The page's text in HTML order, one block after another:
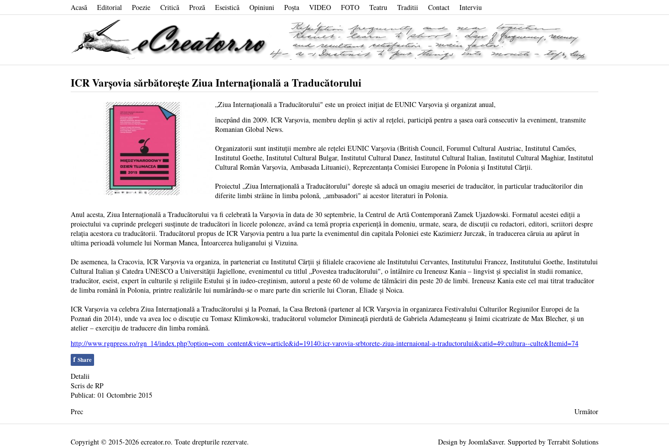
Acasă Editorial Poezie Critică Proză Eseistică Opiniuni Poşta VIDEO FOTO Teatru Traditii Contact Interviu
ICR Varşovia sărbătoreşte Ziua Internaţională a Traducătorului
„Ziua Internaţională a Traducătorului" este un proiect iniţiat de EUNIC Varşovia şi organizat anual,
începând din 2009. ICR Varşovia, membru deplin şi activ al reţelei, participă pentru a şasea oară consecutiv la eveniment, transmite
Romanian Global News.
Organizatorii sunt instituţii membre ale reţelei EUNIC Varşovia (British Council, Forumul Cultural Austriac, Institutul Camőes,
Institutul Goethe, Institutul Cultural Bulgar, Institutul Cultural Danez, Institutul Cultural Italian, Institutul Cultural Maghiar, Institutul
Cultural Român Varşovia, Ambasada Lituaniei), Reprezentanţa Comisiei Europene în Polonia şi Institutul Cărţii.
Proiectul „Ziua Internaţională a Traducătorului" doreşte să aducă un omagiu meseriei de traducător, în particular traducătorilor din
diferite limbi străine în limba polonă, „ambasadori" ai acestor literaturi în Polonia.
Anul acesta, Ziua Internaţională a Traducătorului va fi celebrată la Varşovia în data de 30 septembrie, la Centrul de Artă Contemporană Zamek Ujazdowski. Formatul acestei ediţii a
proiectului va cuprinde prelegeri susţinute de traducători în liceele poloneze, având ca temă propria experienţă în domeniu, urmate, seara, de discuţii cu redactori, editori, scriitori despre
relaţia acestora cu traducătorii. Traducătorul propus de ICR Varşovia pentru a lua parte la evenimentul din capitala Poloniei este Kazimierz Jurczak, în traducerea căruia au apărut în
ultima perioadă volumele lui Norman Manea, Întoarcerea huliganului şi Vizuina.
De asemenea, la Cracovia, ICR Varşovia va organiza, în parteneriat cu Institutul Cărţii şi filialele cracoviene ale Institutului Cervantes, Institutului Francez, Institutului Goethe, Institutului
Cultural Italian şi Catedra UNESCO a Universităţii Jagiellone, evenimentul cu titlul „Povestea traducătorului", o întâlnire cu Ireneusz Kania – lingvist şi specialist în studii romanice,
traducător, eseist, expert în culturile şi religiile Estului şi în iudeo-creştinism, autorul a peste 60 de volume de tălmăciri din peste 20 de limbi. Ireneusz Kania este cel mai titrat traducător
de limba română în Polonia, printre realizările lui numărându-se o mare parte din scrierile lui Cioran, Eliade şi Noica.
ICR Varşovia va celebra Ziua Internaţională a Traducătorului şi la Poznań, la Casa Bretonă (partener al ICR Varşovia în organizarea Festivalului Culturilor Regiunilor Europei de la
Poznań din 2014), unde va avea loc o discuţie cu Tomasz Klimkowski, traducătorul volumelor Dimineaţă pierdută de Gabriela Adameşteanu şi Inimi cicatrizate de Max Blecher, şi un
atelier – exerciţiu de traducere din limba română.
http://www.rgnpress.ro/rgn_14/index.php?option=com_content&view=article&id=19140:icr-varovia-srbtorete-ziua-internaional-a-traductorului&catid=49:cultura--culte&Itemid=74
f Share
Detalii
Scris de RP
Publicat: 01 Octombrie 2015
Prec
Următor
Copyright © 2015-2026 ecreator.ro. Toate drepturile rezervate. Design by JoomlaSaver. Supported by Terrabit Solutions